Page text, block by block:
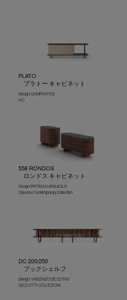
PLATO
プラトー キャビネット
Design : GAMFRATESI
IXC
558 RONDOS
ロンドス キャビネット
Design :PATRICIA URQUIOLA
Cassina | Contemporary Collection
DC 200/250
ブックシェルフ
Design : VINCENZO DE COTIIS
CECCOTTI COLLEZIONI